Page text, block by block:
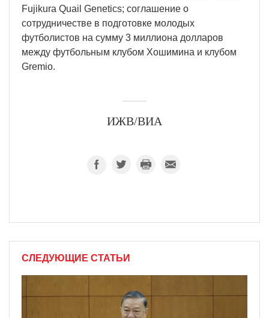
Fujikura Quail Genetics; соглашение о
сотрудничестве в подготовке молодых
футболистов на сумму 3 миллиона долларов
между футбольным клубом Хошимина и клубом
Gremio.
ИЖВ/ВИА
СЛЕДУЮЩИЕ СТАТЬИ